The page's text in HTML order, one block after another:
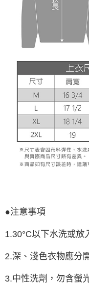
●注意事項
1.30°C以下水洗或放
2.深、淺色衣物應分
3.中性洗劑，勿含螢